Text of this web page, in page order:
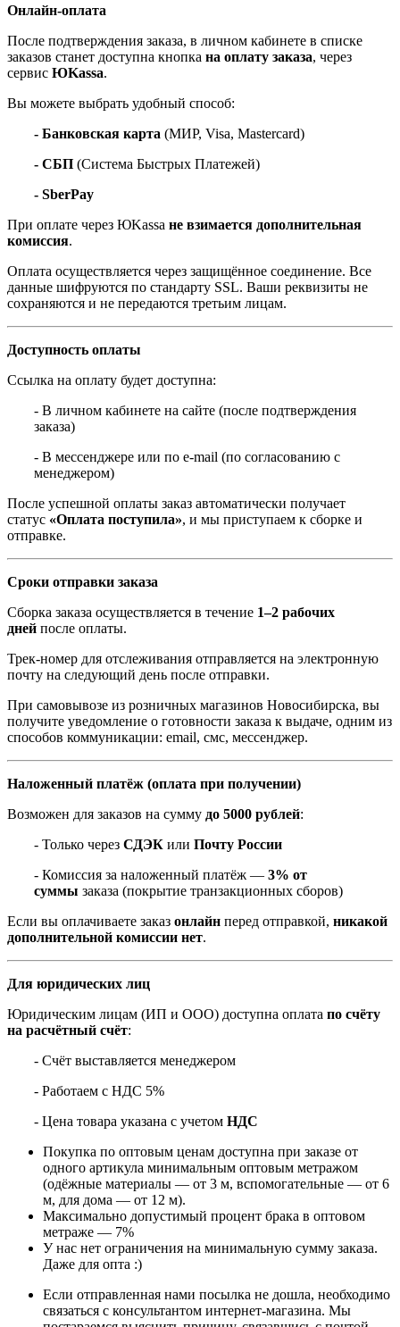
Онлайн-оплата
После подтверждения заказа, в личном кабинете в списке
заказов станет доступна кнопка на оплату заказа, через
сервис ЮKassa.
Вы можете выбрать удобный способ:
- Банковская карта (МИР, Visa, Mastercard)
- СБП (Система Быстрых Платежей)
- SberPay
При оплате через ЮKassa не взимается дополнительная
комиссия.
Оплата осуществляется через защищённое соединение. Все
данные шифруются по стандарту SSL. Ваши реквизиты не
сохраняются и не передаются третьим лицам.
Доступность оплаты
Ссылка на оплату будет доступна:
- В личном кабинете на сайте (после подтверждения
заказа)
- В мессенджере или по e-mail (по согласованию с
менеджером)
После успешной оплаты заказ автоматически получает
статус «Оплата поступила», и мы приступаем к сборке и
отправке.
Сроки отправки заказа
Сборка заказа осуществляется в течение 1–2 рабочих
дней после оплаты.
Трек-номер для отслеживания отправляется на электронную
почту на следующий день после отправки.
При самовывозе из розничных магазинов Новосибирска, вы
получите уведомление о готовности заказа к выдаче, одним из
способов коммуникации: email, смс, мессенджер.
Наложенный платёж (оплата при получении)
Возможен для заказов на сумму до 5000 рублей:
- Только через СДЭК или Почту России
- Комиссия за наложенный платёж — 3% от
суммы заказа (покрытие транзакционных сборов)
Если вы оплачиваете заказ онлайн перед отправкой, никакой
дополнительной комиссии нет.
Для юридических лиц
Юридическим лицам (ИП и ООО) доступна оплата по счёту
на расчётный счёт:
- Счёт выставляется менеджером
- Работаем с НДС 5%
- Цена товара указана с учетом НДС
Покупка по оптовым ценам доступна при заказе от
одного артикула минимальным оптовым метражом
(одёжные материалы — от 3 м, вспомогательные — от 6
м, для дома — от 12 м).
Максимально допустимый процент брака в оптовом
метраже — 7%
У нас нет ограничения на минимальную сумму заказа.
Даже для опта :)
Если отправленная нами посылка не дошла, необходимо
связаться с консультантом интернет-магазина. Мы